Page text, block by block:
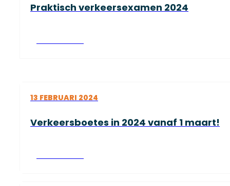
Praktisch verkeersexamen 2024
13 FEBRUARI 2024
Verkeersboetes in 2024 vanaf 1 maart!